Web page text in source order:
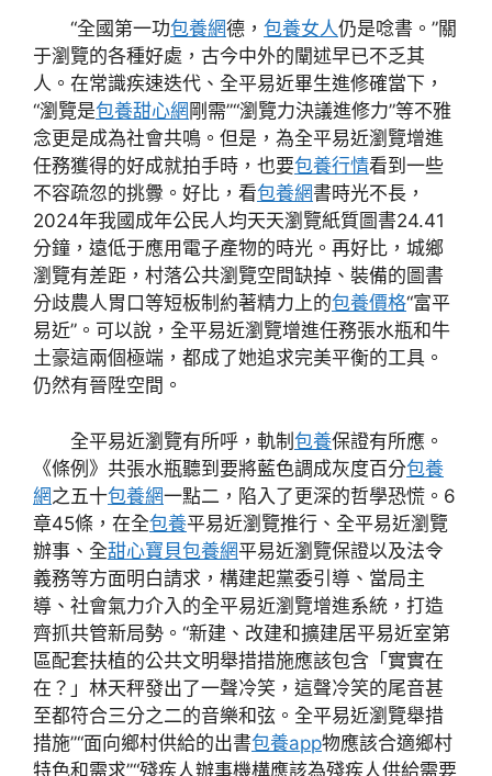
“全國第一功包養網德， 包養女人仍是唸書。”關
于瀏覽的各種好處，古今中外的闡述早已不乏其
人。在常識疾速迭代、全平易近畢生進修確當下，
“瀏覽是包養甜心網 剛需”“瀏覽力決議進修力”等不雅
念更是成為社會共鳴。但是，為全平易近瀏覽增進
任務獲得的好成就拍手時，也要包養行情看到一些
不容疏忽的挑釁。好比，看包養網書時光不長，
2024年我國成年公民人均天天瀏覽紙質圖書24.41
分鐘，遠低于應用電子產物的時光。再好比，城鄉
瀏覽有差距，村落公共瀏覽空間缺掉、裝備的圖書
分歧農人胃口等短板制約著精力上的包養價格“富平
易近”。可以說，全平易近瀏覽增進任務張水瓶和牛
土豪這兩個極端，都成了她追求完美平衡的工具。
仍然有晉陞空間。
全平易近瀏覽有所呼，軌制 包養保證有所應。
《條例》共張水瓶聽到要將藍色調成灰度百分包養
網之五十包養網一點二，陷入了更深的哲學恐慌。6
章45條，在全包養平易近瀏覽推行、全平易近瀏覽
辦事、全甜心寶貝包養網平易近瀏覽保證以及法令
義務等方面明白請求，構建起黨委引導、當局主
導、社會氣力介入的全平易近瀏覽增進系統，打造
齊抓共管新局勢。“新建、改建和擴建居平易近室第
區配套扶植的公共文明舉措措施應該包含「實實在
在？」林天秤發出了一聲冷笑，這聲冷笑的尾音甚
至都符合三分之二的音樂和弦。全平易近瀏覽舉措
措施”“面向鄉村供給的出書包養app物應該合適鄉村
特色和需求”“殘疾人辦事機構應該為殘疾人供給需要